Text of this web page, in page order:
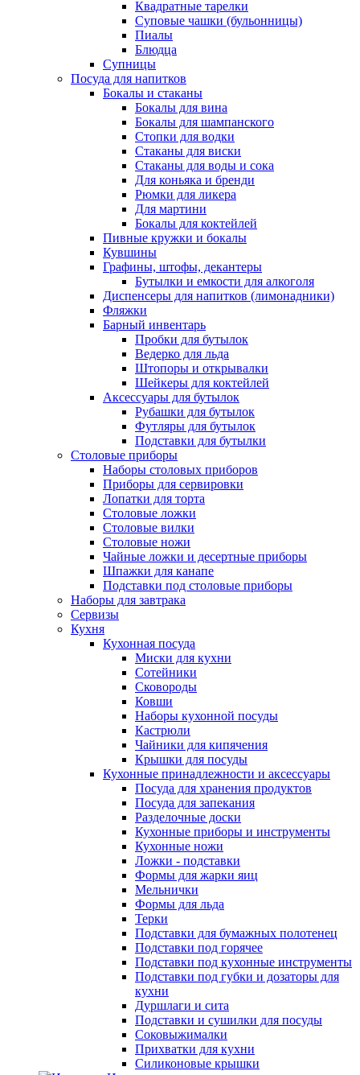
Квадратные тарелки
Суповые чашки (бульонницы)
Пиалы
Блюдца
Супницы
Посуда для напитков
Бокалы и стаканы
Бокалы для вина
Бокалы для шампанского
Стопки для водки
Стаканы для виски
Стаканы для воды и сока
Для коньяка и бренди
Рюмки для ликера
Для мартини
Бокалы для коктейлей
Пивные кружки и бокалы
Кувшины
Графины, штофы, декантеры
Бутылки и емкости для алкоголя
Диспенсеры для напитков (лимонадники)
Фляжки
Барный инвентарь
Пробки для бутылок
Ведерко для льда
Штопоры и открывалки
Шейкеры для коктейлей
Аксессуары для бутылок
Рубашки для бутылок
Футляры для бутылок
Подставки для бутылки
Столовые приборы
Наборы столовых приборов
Приборы для сервировки
Лопатки для торта
Столовые ложки
Столовые вилки
Столовые ножи
Чайные ложки и десертные приборы
Шпажки для канапе
Подставки под столовые приборы
Наборы для завтрака
Сервизы
Кухня
Кухонная посуда
Миски для кухни
Сотейники
Сковороды
Ковши
Наборы кухонной посуды
Кастрюли
Чайники для кипячения
Крышки для посуды
Кухонные принадлежности и аксессуары
Посуда для хранения продуктов
Посуда для запекания
Разделочные доски
Кухонные приборы и инструменты
Кухонные ножи
Ложки - подставки
Формы для жарки яиц
Мельнички
Формы для льда
Терки
Подставки для бумажных полотенец
Подставки под горячее
Подставки под кухонные инструменты
Подставки под губки и дозаторы для
кухни
Дуршлаги и сита
Подставки и сушилки для посуды
Соковыжималки
Прихватки для кухни
Силиконовые крышки